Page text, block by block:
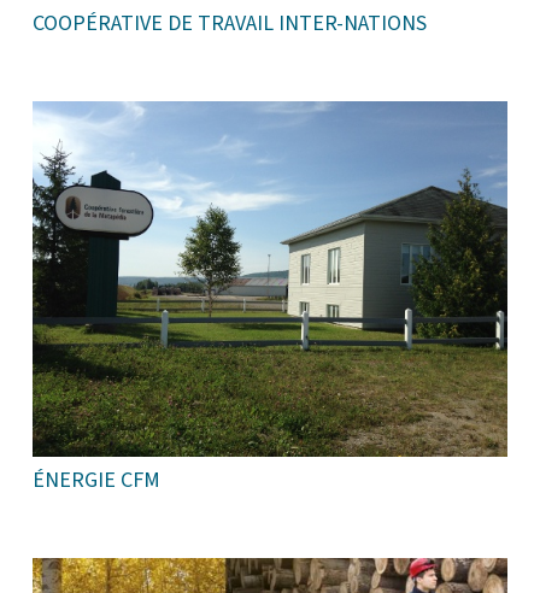
COOPÉRATIVE DE TRAVAIL INTER-NATIONS
ÉNERGIE CFM